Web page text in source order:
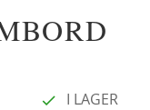
I LAGER